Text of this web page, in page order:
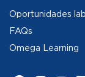
Oportunidades
FAQs
Omega Learning